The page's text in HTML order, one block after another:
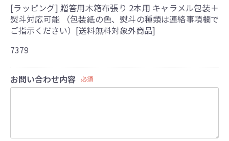
[ラッピング] 贈答用木箱布張り 2本用 キャラメル包装＋
熨斗対応可能 （包装紙の色、熨斗の種類は連絡事項欄で
ご指示ください）[送料無料対象外商品]
7379
お問い合わせ内容 必須